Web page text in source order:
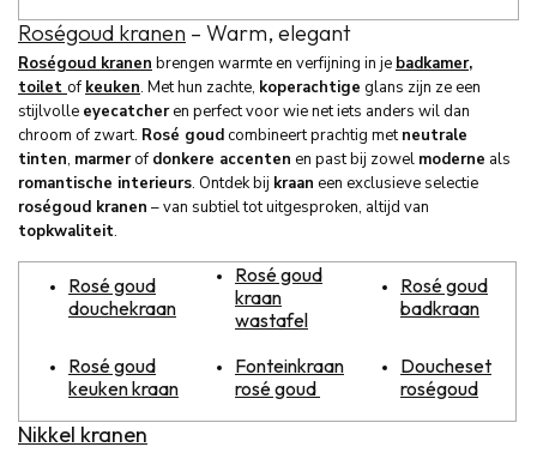
Roségoud kranen – Warm, elegant
Roségoud kranen brengen warmte en verfijning in je badkamer,
toilet of keuken. Met hun zachte, koperachtige glans zijn ze een
stijlvolle eyecatcheren perfect voor wie net iets anders wil dan
chroom of zwart. Rosé goudcombineert prachtig metneutrale
tinten, marmerof donkere accenten en past bij zowel moderne als
romantische interieurs. Ontdek bij kraan een exclusieve selectie
roségoud kranen – van subtiel tot uitgesproken, altijd van
topkwaliteit.
Rosé goud
douchekraan
Rosé goud
kraan
wastafel
Rosé goud
badkraan
Rosé goud
keuken kraan
Fonteinkraan
rosé goud
Doucheset
roségoud
Nikkel kranen